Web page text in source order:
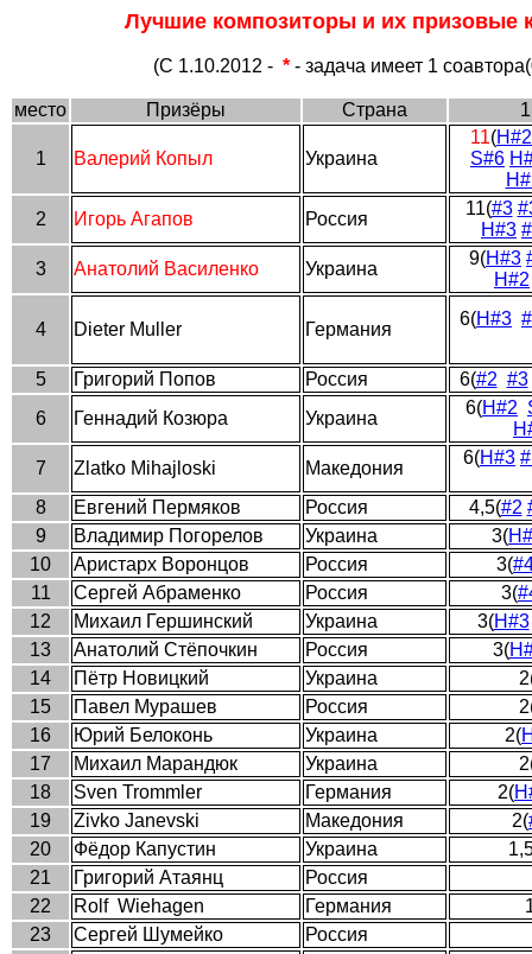
Лучшие композиторы и их призовые
(С 1.10.2012 - *- задача имеет 1
место Призёры Страна
1 Валерий Копыл Украина
11(H#2
S#6
2
Игорь Агапов Россия
11(#3
H#3
3
Анатолий Василенко Украина
9(H#3
H#2
4 Dieter Muller Германия
6(H#3
5 Григорий Попов Россия 6(#2 #3
6
Геннадий Козюра Украина
6(H#2
7
Zlatko Mihajloski Македония
6(H#3
8 Евгений Пермяков Россия 4,5(#2
9
Владимир Погорелов Украина 3(
10
Аристарх Воронцов Россия 3(
11
Сергей Абраменко Россия 3(
12
Михаил Гершинский Украина 3(H#3
13
Анатолий Стёпочкин Россия 3(
14
Пётр Новицкий Украина
15
Павел Мурашев Россия
16
Юрий Белоконь Украина 2(
17
Михаил Марандюк Украина
18
Sven Trommler Германия 2(
19
Zivko Janevski Македония 2(
20
Фёдор Капустин Украина
21
Григорий Атаянц
Россия
22
Rolf Wiehagen Германия
23
Сергей Шумейко
Россия